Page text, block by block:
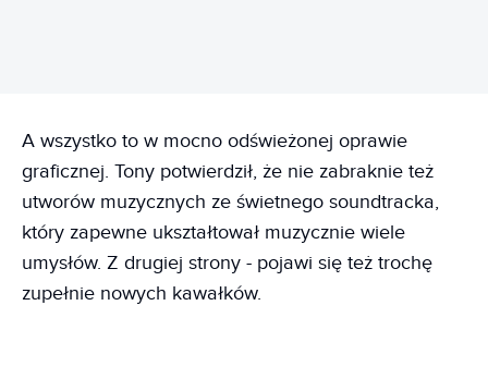
A wszystko to w mocno odświeżonej oprawie
graficznej. Tony potwierdził, że nie zabraknie też
utworów muzycznych ze świetnego soundtracka,
który zapewne ukształtował muzycznie wiele
umysłów. Z drugiej strony - pojawi się też trochę
zupełnie nowych kawałków.